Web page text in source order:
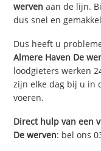
werven aan de lijn.
dus snel en
Dus heeft u
Almere Haven De
loodgieters werken
zijn elke dag bij u in
voeren.
Direct hulp van een
De werven: bel ons